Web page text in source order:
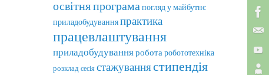
освітня програмапогляд у майбутнє
приладобудуванняпрактика
працевлаштування
приладобудуванняроботаробототехніка
розклад сесія стажуваннястипендія